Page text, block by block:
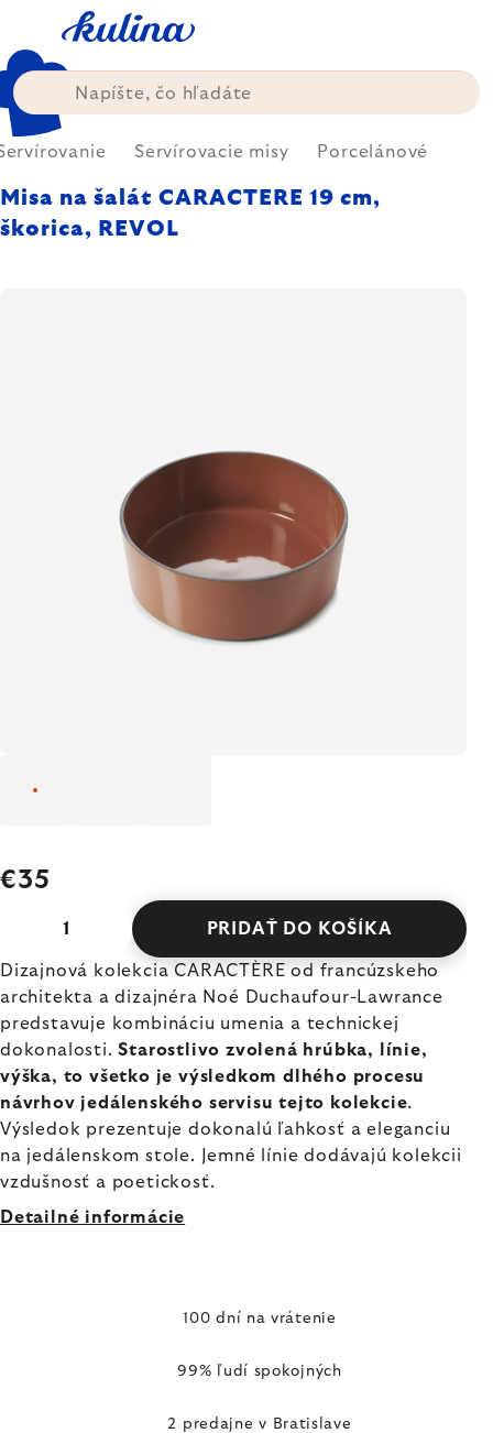
obsah
Servírovacie misy Porcelánové
Misa na šalát CARACTERE 19 cm,
škorica, REVOL
€35
PRIDAŤ DO KOŠÍKA
Dizajnová kolekcia CARACTÈRE od francúzskeho
architekta a dizajnéra Noé Duchaufour-Lawrance
predstavuje kombináciu umenia a technickej
dokonalosti.Starostlivo zvolená hrúbka, línie,
výška, to všetko je výsledkom dlhého procesu
návrhov jedálenského servisu tejto kolekcie.
Výsledok prezentuje dokonalú ľahkosť a eleganciu
na jedálenskom stole. Jemné línie dodávajú kolekcii
vzdušnosť a poetickosť.
Detailné informácie
100 dní na vrátenie
99% ľudí spokojných
2 predajne v Bratislave